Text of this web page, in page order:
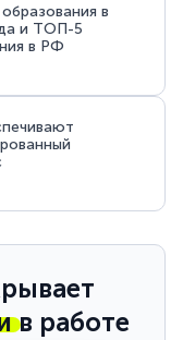
в
и ТОП-5
в РФ
в работе